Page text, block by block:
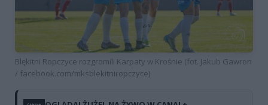
Blękitni Ropczyce rozgromili Karpaty w Krośnie (fot. Jakub Gawron
/ facebook.com/mksblekitniropczyce)